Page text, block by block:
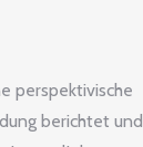
perspektivische
berichtet und